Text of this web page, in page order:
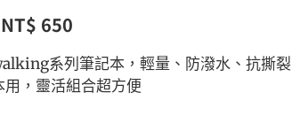
NT$ 650
系列筆記本，輕量、防潑水、抗撕裂
用，靈活組合超方便